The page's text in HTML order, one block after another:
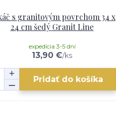
s granitovým povrchom 34 x
24 cm šedý Granit Line
13,90 €/ks
expedícia 3-5 dní
Pridať do košíka